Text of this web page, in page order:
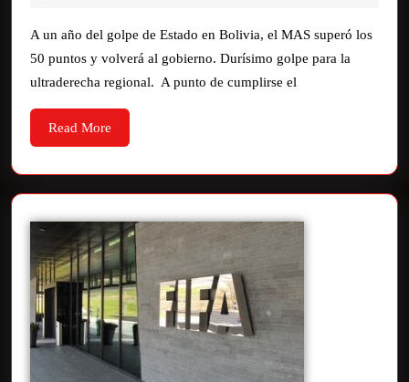
A un año del golpe de Estado en Bolivia, el MAS superó los
50 puntos y volverá al gobierno. Durísimo golpe para la
ultraderecha regional. A punto de cumplirse el
Read More